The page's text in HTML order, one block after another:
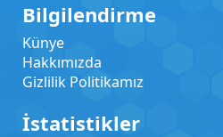
Bilgilendirme
Künye
Hakkımızda
Gizlilik Politikamız
İstatistikler